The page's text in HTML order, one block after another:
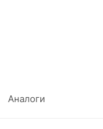
Аналоги